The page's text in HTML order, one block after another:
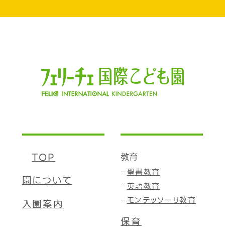
TOP
園について
入園案内
教育
聖書教育
英語教育
モンテッソーリ教育
保育